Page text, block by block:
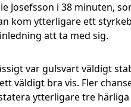
Josefsson i 38 minuten,
kom ytterligare ett
att ta med sig.
var gulsvart väldigt
väldigt bra vis. Fler
ytterligare tre